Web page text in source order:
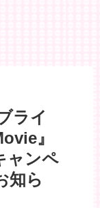
ライ
』
ャンペ
知ら